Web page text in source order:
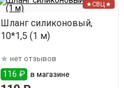
★СВЦ★
Шланг силиконовый,
10*1,5 (1 м)
нет отзывов
116 ₽ в магазине